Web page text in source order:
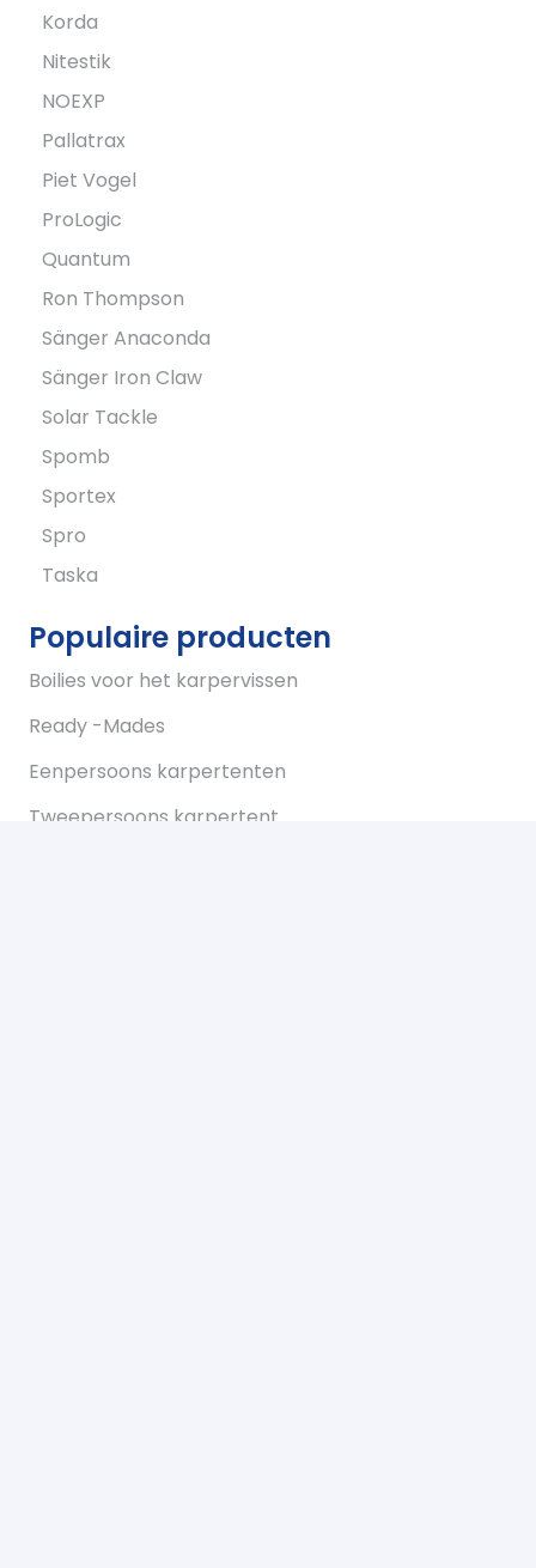
Korda
Nitestik
NOEXP
Pallatrax
Piet Vogel
ProLogic
Quantum
Ron Thompson
Sänger Anaconda
Sänger Iron Claw
Solar Tackle
Spomb
Sportex
Spro
Taska
Populaire producten
Boilies voor het karpervissen
Ready -Mades
Eenpersoons karpertenten
Tweepersoons karpertent